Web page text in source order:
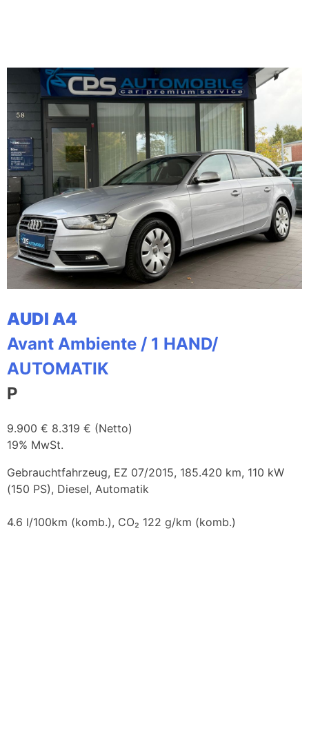
AUDI A4
Avant Ambiente / 1 HAND/
AUTOMATIK
P
9.900 € 8.319 € (Netto)
19% MwSt.
Gebrauchtfahrzeug, EZ 07/2015, 185.420 km, 110 kW
(150 PS), Diesel, Automatik
4.6 l/100km (komb.), CO₂ 122 g/km (komb.)